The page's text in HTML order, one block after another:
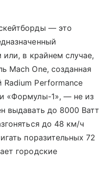
— это
в крайнем случае,
Mach One, созданная
Radium Performance
«Формулы-1», — не из
выдавать до 8000 Ватт
до 48 км/ч
поразительных 72
городские